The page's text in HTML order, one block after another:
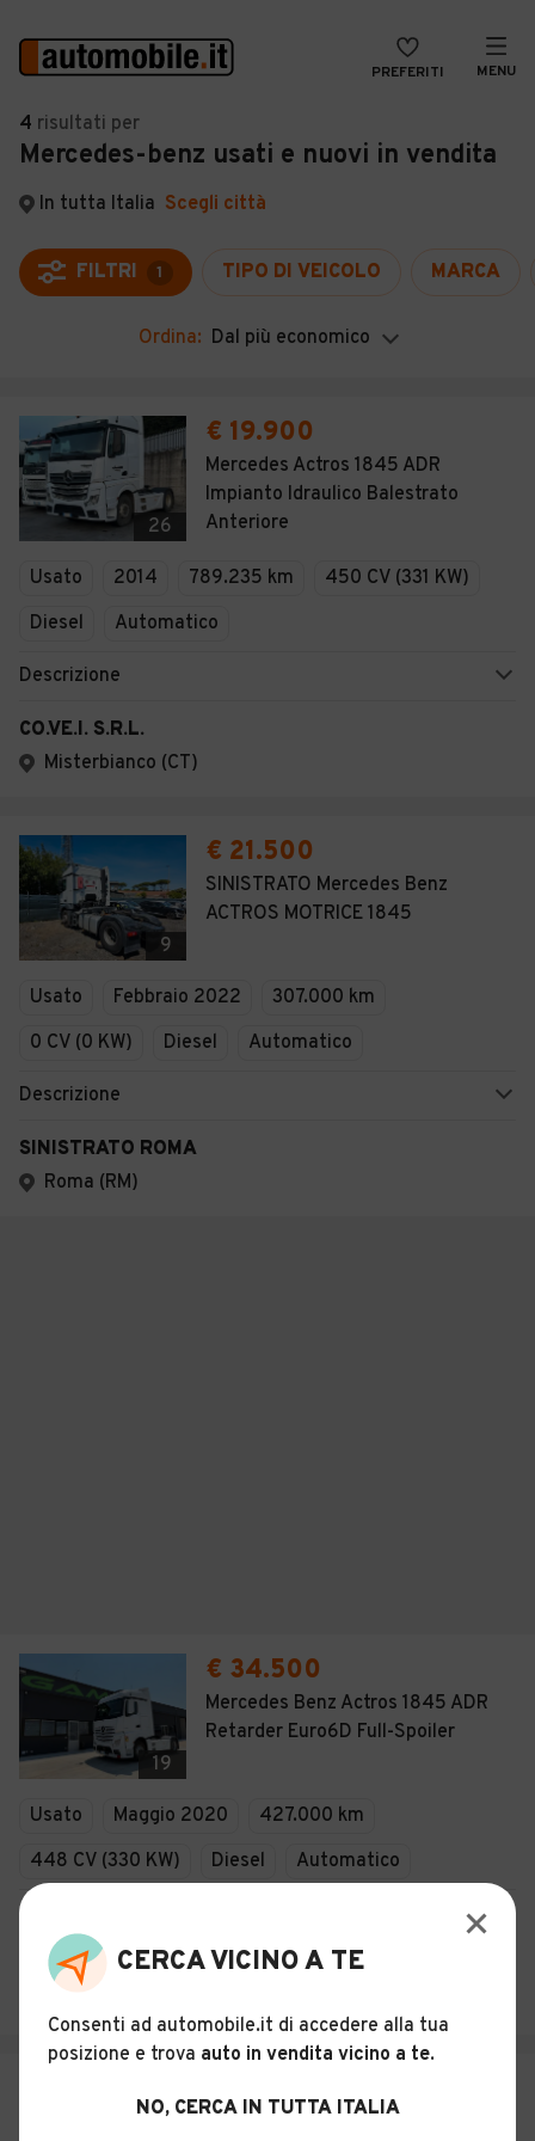
PREFERITI MENU
Auto
Auto usate
Auto Km 0
Auto Nuove
Noleggio a lungo termine
Moto
Camper
Veicoli Commerciali
VENDI
MAGAZINE
ACCEDI
4 risultati per
Mercedes-benz usati e nuovi in vendita
In tutta Italia Scegli città
FILTRI 1 TIPO DI VEICOLO MARCA
Ordina: Dal più economico
26
€ 19.900
Mercedes Actros 1845 ADR
Impianto Idraulico Balestrato
Anteriore
Usato 2014 789.235 km
450 CV (331 KW)
Diesel
Automatico
Descrizione
CO.VE.I. S.R.L.
Misterbianco (CT)
9
€ 21.500
SINISTRATO Mercedes Benz
ACTROS MOTRICE 1845
Usato Febbraio 2022
307.000 km
0 CV (0 KW)
Diesel Automatico
Descrizione
SINISTRATO ROMA
Roma (RM)
19
€ 34.500
Mercedes Benz Actros 1845 ADR
Retarder Euro6D Full-Spoiler
Usato Maggio 2020
427.000 km
448 CV (330 KW)
Diesel Automatico
Descrizione
GAM TRUCKS S.R.L.CERCA VICINO A TE
Consenti ad automobile.it di accedere alla tua
posizione e trova auto in vendita vicino a te.
NO, CERCA IN TUTTA ITALIA